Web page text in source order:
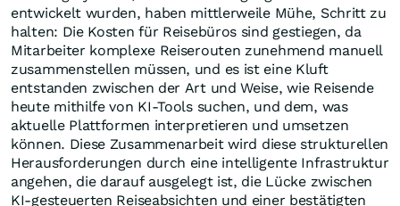
entwickelt wurden, haben mittlerweile Mühe, Schritt zu
halten: Die Kosten für Reisebüros sind gestiegen, da
Mitarbeiter komplexe Reiserouten zunehmend manuell
zusammenstellen müssen, und es ist eine Kluft
entstanden zwischen der Art und Weise, wie Reisende
heute mithilfe von KI-Tools suchen, und dem, was
aktuelle Plattformen interpretieren und umsetzen
können. Diese Zusammenarbeit wird diese strukturellen
Herausforderungen durch eine intelligente Infrastruktur
angehen, die darauf ausgelegt ist, die Lücke zwischen
KI-gesteuerten Reiseabsichten und einer bestätigten